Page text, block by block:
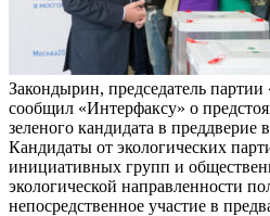
Закондырин, председатель
сообщил «Интерфаксу» о
зеленого кандидата в
Кандидаты от экологических
инициативных групп и
экологической направленности
непосредственное участие в